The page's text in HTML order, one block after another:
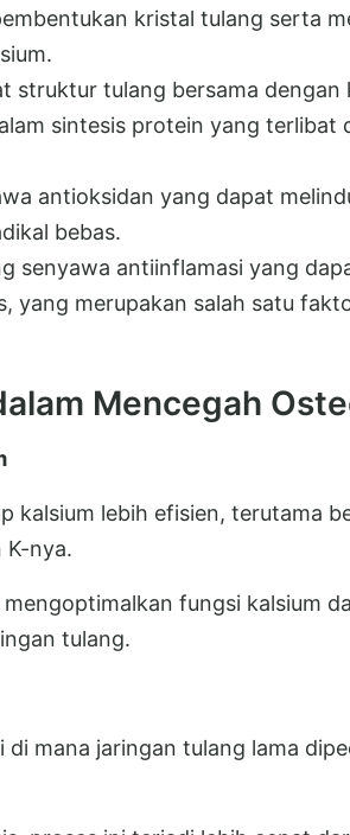
kristal tulang serta
struktur tulang bersama dengan
sintesis protein yang terlibat
antioksidan yang dapat
bebas.
senyawa antiinflamasi yang
yang merupakan salah satu
Mencegah
kalsium lebih efisien, terutama
K-nya.
fungsi kalsium
tulang.
di mana jaringan tulang lama